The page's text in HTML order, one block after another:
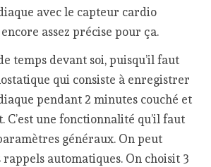
avec le capteur cardio
assez précise pour ça.
temps devant soi, puisqu’il faut
qui consiste à enregistrer
pendant 2 minutes couché et
C’est une fonctionnalité qu’il faut
généraux. On peut
automatiques. On choisit 3